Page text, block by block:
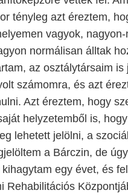
tényleg azt éreztem,
vagyok,
normálisan álltak
az osztálytársaim is
számomra, és azt
Azt éreztem, hogy
helyzetemből is,
lehetett jelölni, a
a Bárczin, de
egy évet, és
Rehabilitációs